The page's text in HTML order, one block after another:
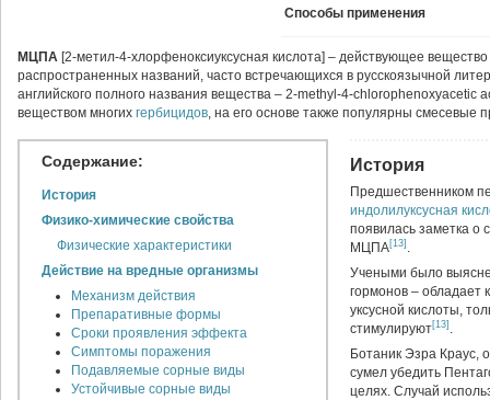
Способы применения
МЦПА [2-метил-4-хлорфеноксиуксусная кислота] – действующее вещество
распространенных названий, часто встречающихся в русскоязычной
английского полного названия вещества – 2-methyl-4-
веществом многих гербицидов, на его основе также популярны смесевые
Содержание:
История
Физико-химические свойства
Физические характеристики
Действие на вредные организмы
Механизм действия
Препаративные формы
Сроки проявления эффекта
Симптомы поражения
Подавляемые сорные виды
Устойчивые сорные виды
История
Предшественником
индолилуксусная
появилась заметка о
МЦПА[13] .
Учеными было
гормонов – обладает
уксусной кислоты,
стимулируют[13] .
Ботаник Эзра Краус,
сумел убедить
целях. Случай